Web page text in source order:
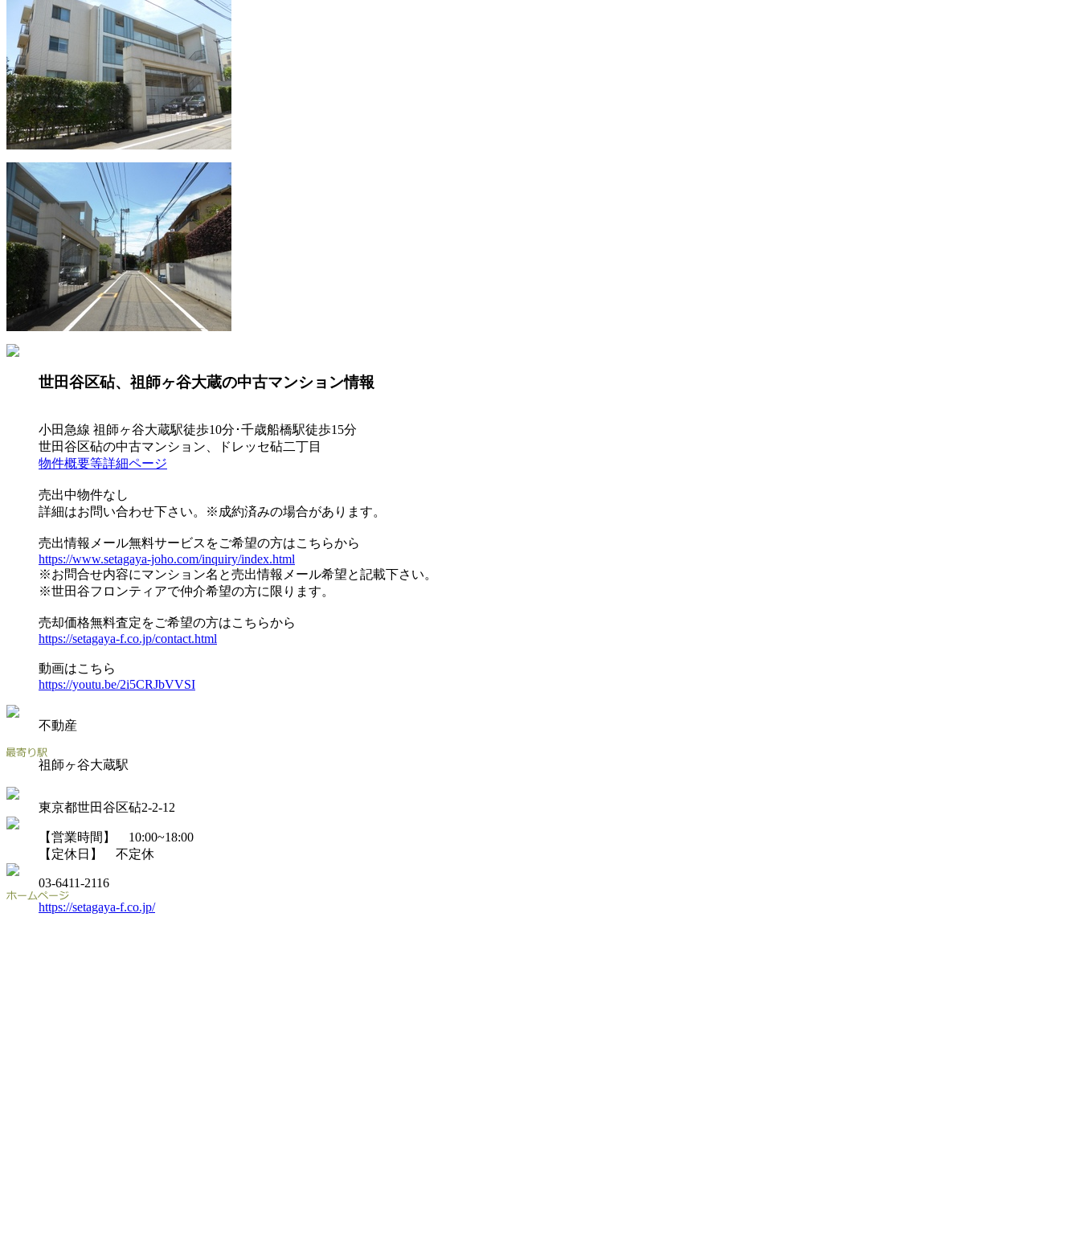
世田谷区砧、祖師ヶ谷大蔵の中古マンション情報
小田急線 祖師ヶ谷大蔵駅徒歩10分･千歳船橋駅徒歩15分
世田谷区砧の中古マンション、ドレッセ砧二丁目
物件概要等詳細ページ
売出中物件なし
詳細はお問い合わせ下さい。※成約済みの場合があります。
売出情報メール無料サービスをご希望の方はこちらから
https://www.setagaya-joho.com/inquiry/index.html
※お問合せ内容にマンション名と売出情報メール希望と記載下さい。
※世田谷フロンティアで仲介希望の方に限ります。
売却価格無料査定をご希望の方はこちらから
https://setagaya-f.co.jp/contact.html
動画はこちら
https://youtu.be/2i5CRJbVVSI
不動産
祖師ヶ谷大蔵駅
東京都世田谷区砧2-2-12
【営業時間】 10:00~18:00
【定休日】 不定休
03-6411-2116
https://setagaya-f.co.jp/